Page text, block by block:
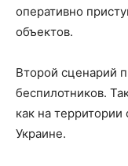
оперативно
объектов.
Второй сценарий
беспилотников.
как на
Украине.